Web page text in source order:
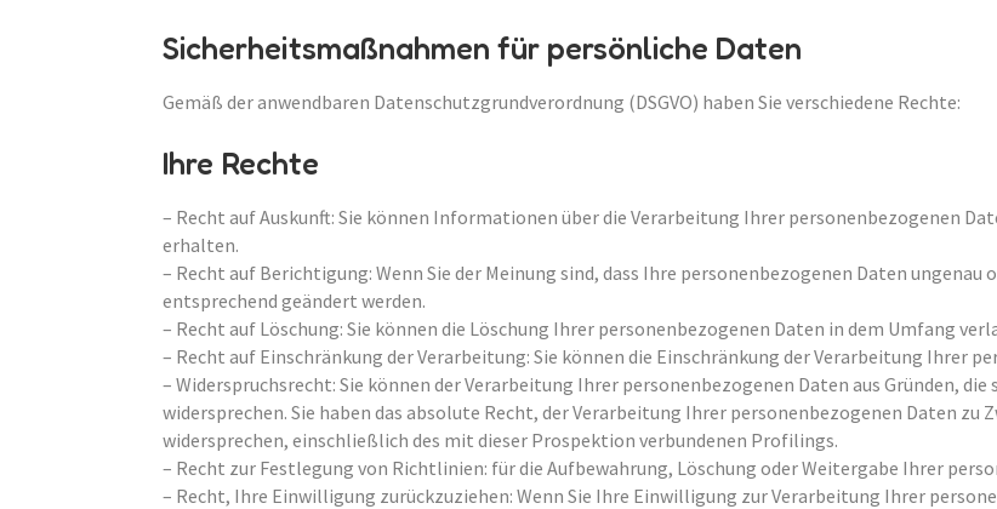
Sicherheitsmaßnahmen für persönliche Daten
Gemäß der anwendbaren Datenschutzgrundverordnung (DSGVO) haben Sie verschiedene Rechte:
Ihre Rechte
– Recht auf Auskunft: Sie können Informationen über die Verarbeitung Ihrer personenbezogenen
erhalten.
– Recht auf Berichtigung: Wenn Sie der Meinung sind, dass Ihre personenbezogenen Daten
entsprechend geändert werden.
– Recht auf Löschung: Sie können die Löschung Ihrer personenbezogenen Daten in dem Umfang
– Recht auf Einschränkung der Verarbeitung: Sie können die Einschränkung der Verarbeitung Ihrer
– Widerspruchsrecht: Sie können der Verarbeitung Ihrer personenbezogenen Daten aus Gründen,
widersprechen. Sie haben das absolute Recht, der Verarbeitung Ihrer personenbezogenen Daten
widersprechen, einschließlich des mit dieser Prospektion verbundenen Profilings.
– Recht zur Festlegung von Richtlinien: für die Aufbewahrung, Löschung oder Weitergabe Ihrer
– Recht, Ihre Einwilligung zurückzuziehen: Wenn Sie Ihre Einwilligung zur Verarbeitung Ihrer